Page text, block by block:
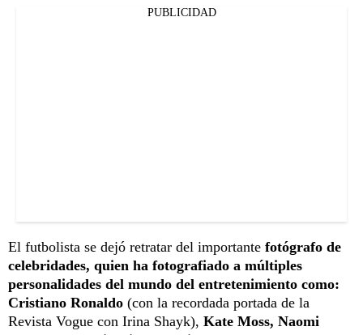
PUBLICIDAD
El futbolista se dejó retratar del importante fotógrafo de
celebridades, quien ha fotografiado a múltiples
personalidades del mundo del entretenimiento como:
Cristiano Ronaldo (con la recordada portada de la
Revista Vogue con Irina Shayk), Kate Moss, Naomi